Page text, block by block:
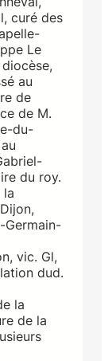
curé des
Le
au
de
de M.
du-
du roy.
la
Germain-
vic. Gl,
dud.
la
de la